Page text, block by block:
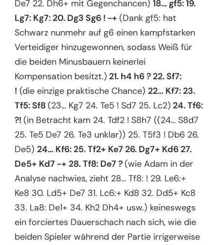
De7 22. Dh6+ mit Gegenchancen)18… gf5: 19.
Lg7: Kg7: 20. Dg3 Sg6 ! -+(Dank gf5: hat
Schwarz nunmehr auf g6 einen kampfstarken
Verteidiger hinzugewonnen, sodass Weiß für
die beiden Minusbauern keinerlei
Kompensation besitzt.) 21. h4 h6 ? 22. Sf7:
! (die einzige praktische Chance) 22… Kf7: 23.
Tf5: Sf8(23… Kg7 24. Te5 ! Sd7 25. Lc2) 24. Tf6:
?!(in Betracht kam 24. Tdf2 ! S8h7 ((24… S8d7
25. Te5 De7 26. Te3 unklar)) 25. T5f3 ! Db6 26.
De5) 24… Kf6: 25. Tf2+ Ke7 26. Dg7+ Kd6 27.
De5+ Kd7 -+ 28. Tf8: De7 ?(wie Adam in der
Analyse nachwies, zieht 28… Tf8: ! 29. Le6:+
Ke8 30. Ld5+ De7 31. Lc6:+ Kd8 32. Dd5+ Kc8
33. La8: De1+ 34. Kh2 Dh4+ usw.) keineswegs
ein forciertes Dauerschach nach sich, wie die
beiden Spieler während der Partie irrigerweise